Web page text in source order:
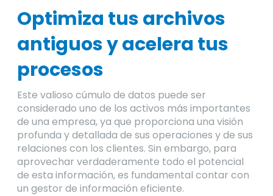
Optimiza tus archivos
antiguos y acelera tus
procesos
Este valioso cúmulo de datos puede ser
considerado uno de los activos más importantes
de una empresa, ya que proporciona una visión
profunda y detallada de sus operaciones y de sus
relaciones con los clientes. Sin embargo, para
aprovechar verdaderamente todo el potencial
de esta información, es fundamental contar con
un gestor de información eficiente.